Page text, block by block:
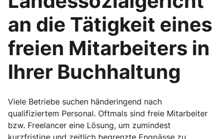
an die Tätigkeit eines
freien Mitarbeiters in
Ihrer Buchhaltung
Viele Betriebe suchen händeringend nach
qualifiziertem Personal. Oftmals sind freie Mitarbeiter
bzw. Freelancer eine Lösung, um zumindest
kurzfristige und zeitlich begrenzte Engpässe zu